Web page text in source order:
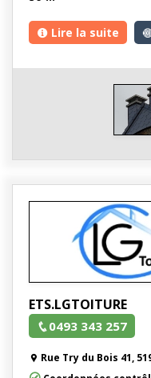
Lire la suite
ETS.LGTOITURE
0493 343 257
Rue Try du Bois 41,